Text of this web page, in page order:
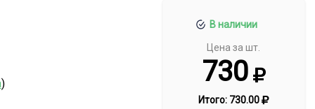
В наличии
Цена за шт.
730
Итого: 730.00
)